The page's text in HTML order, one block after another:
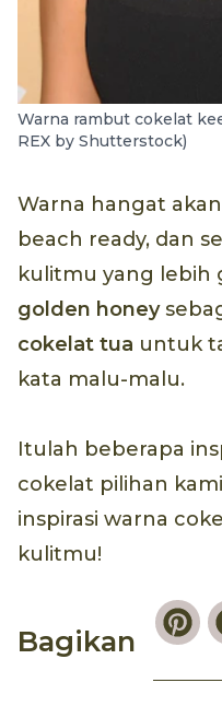
Warna rambut cokelat
REX by Shutterstock)
Warna hangat
beach ready, dan
kulitmu yang lebih
golden honey
cokelat tua untuk
kata malu-malu.
Itulah beberapa
cokelat pilihan
inspirasi warna
kulitmu!
Bagikan